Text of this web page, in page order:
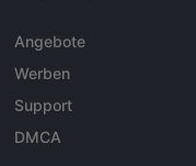
Angebote
Werben
Support
DMCA